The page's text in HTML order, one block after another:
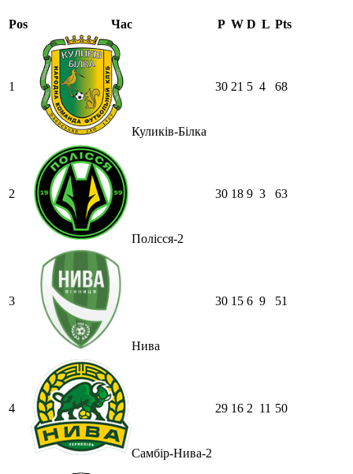
Pos Час P W D L Pts
1
Куликів-Білка
30 21 5 4 68
2
Полісся-2
30 18 9 3 63
3
Нива
30 15 6 9 51
4
Самбір-Нива-2
29 16 2 11 50